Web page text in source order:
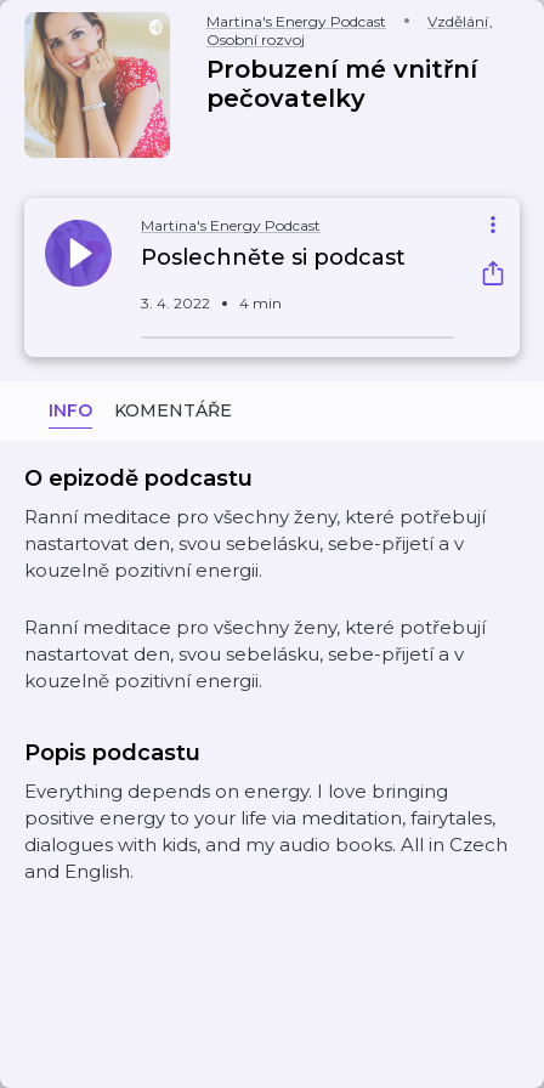
Martina's Energy Podcast Vzdělání,
Osobní rozvoj
Probuzení mé vnitřní
pečovatelky
Martina's Energy Podcast
Poslechněte si podcast
3. 4. 2022 4 min
INFO KOMENTÁŘE
O epizodě podcastu
Ranní meditace pro všechny ženy, které potřebují
nastartovat den, svou sebelásku, sebe-přijetí a v
kouzelně pozitivní energii.
Ranní meditace pro všechny ženy, které potřebují
nastartovat den, svou sebelásku, sebe-přijetí a v
kouzelně pozitivní energii.
Popis podcastu
Everything depends on energy. I love bringing
positive energy to your life via meditation, fairytales,
dialogues with kids, and my audio books. All in Czech
and English.